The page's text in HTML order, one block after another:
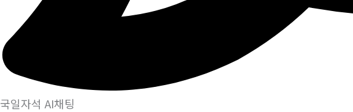
국일자석 AI채팅